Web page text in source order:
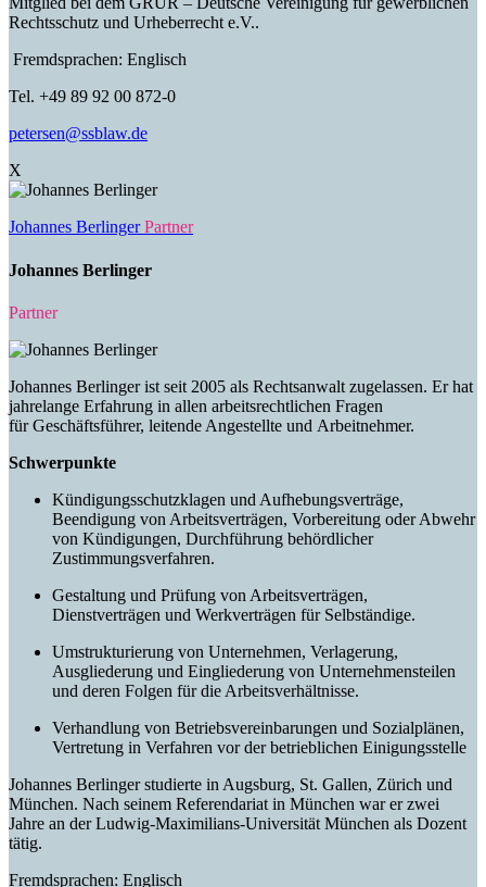
Rechtsschutz und Urheberrecht e.V..
Fremdsprachen: Englisch
Tel. +49 89 92 00 872-0
petersen@ssblaw.de
X
Johannes Berlinger Partner
Johannes Berlinger
Partner
Johannes Berlinger ist seit 2005 als Rechtsanwalt zugelassen. Er hat
jahrelange Erfahrung in allen arbeitsrechtlichen Fragen
für Geschäftsführer, leitende Angestellte und Arbeitnehmer.
Schwerpunkte
Kündigungsschutzklagen und Aufhebungsverträge,
Beendigung von Arbeitsverträgen, Vorbereitung oder Abwehr
von Kündigungen, Durchführung behördlicher
Zustimmungsverfahren.
Gestaltung und Prüfung von Arbeitsverträgen,
Dienstverträgen und Werkverträgen für Selbständige.
Umstrukturierung von Unternehmen, Verlagerung,
Ausgliederung und Eingliederung von Unternehmensteilen
und deren Folgen für die Arbeitsverhältnisse.
Verhandlung von Betriebsvereinbarungen und Sozialplänen,
Vertretung in Verfahren vor der betrieblichen Einigungsstelle
Johannes Berlinger studierte in Augsburg, St. Gallen, Zürich und
München. Nach seinem Referendariat in München war er zwei
Jahre an der Ludwig-Maximilians-Universität München als Dozent
tätig.
Fremdsprachen: Englisch